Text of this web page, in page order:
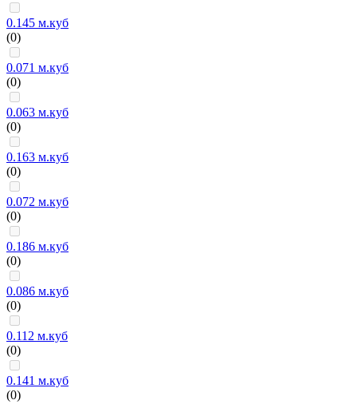
0.145 м.куб
(0)
0.071 м.куб
(0)
0.063 м.куб
(0)
0.163 м.куб
(0)
0.072 м.куб
(0)
0.186 м.куб
(0)
0.086 м.куб
(0)
0.112 м.куб
(0)
0.141 м.куб
(0)